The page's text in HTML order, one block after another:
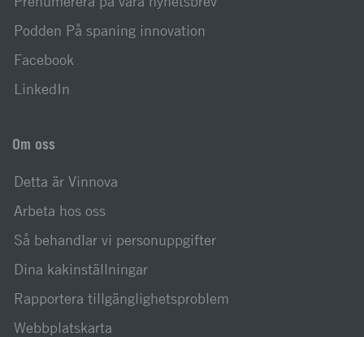
Podden På spaning innovation
Facebook
LinkedIn
Om oss
Detta är Vinnova
Arbeta hos oss
Så behandlar vi personuppgifter
Dina kakinställningar
Rapportera tillgänglighetsproblem
Webbplatskarta